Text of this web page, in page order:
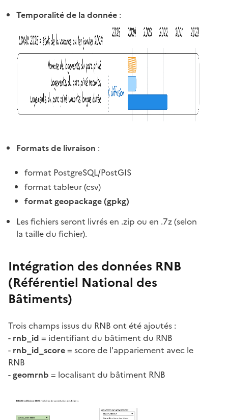
Temporalité de la donnée :
Formats de livraison :
format PostgreSQL/PostGIS
format tableur (csv)
format geopackage (gpkg)
Les fichiers seront livrés en .zip ou en .7z (selon
la taille du fichier).
Intégration des données RNB
(Référentiel National des
Bâtiments)
Trois champs issus du RNB ont été ajoutés :
- rnb_id = identifiant du bâtiment du RNB
- rnb_id_score= score de l'appariement avec le
RNB
-geomrnb = localisant du bâtiment RNB